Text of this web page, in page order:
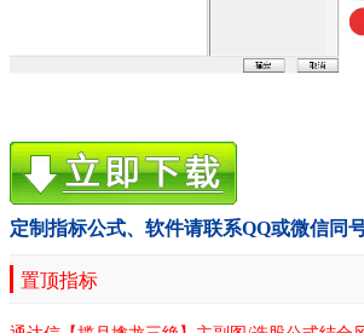
定制指标公式、软件请联系QQ或微信同
置顶指标